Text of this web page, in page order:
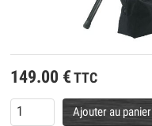
149.00 € TTC
Ajouter au panier